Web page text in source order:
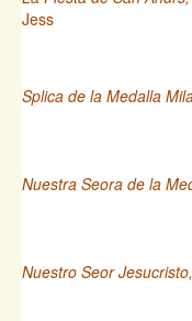
Jess
Splica de la Medalla
Nuestra Seora de la
Nuestro Seor